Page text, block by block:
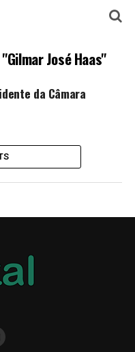
José Haas"
da Câmara